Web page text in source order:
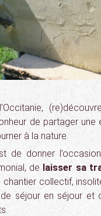
de partager une
à la nature.
de donner
de laisser sa
chantier collectif,
séjour en séjour et